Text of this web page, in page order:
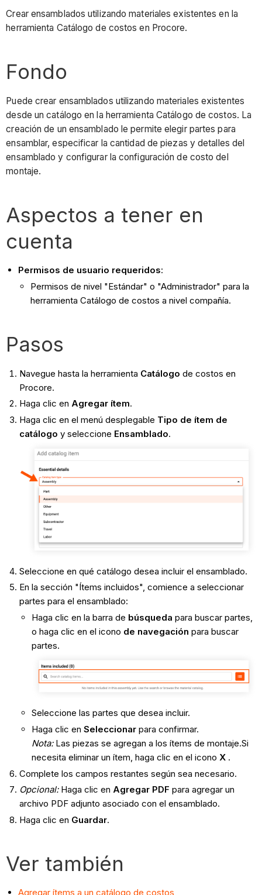
Crear ensamblados utilizando materiales existentes en la
herramienta Catálogo de costos en Procore.
Fondo
Puede crear ensamblados utilizando materiales existentes
desde un catálogo en la herramienta Catálogo de costos. La
creación de un ensamblado le permite elegir partes para
ensamblar, especificar la cantidad de piezas y detalles del
ensamblado y configurar la configuración de costo del
montaje.
Aspectos a tener en
cuenta
Permisos de usuario requeridos:
Permisos de nivel "Estándar" o "Administrador" para la
herramienta Catálogo de costos a nivel compañía.
Pasos
Navegue hasta la herramienta Catálogo de costos en
Procore.
Haga clic en Agregar ítem.
Haga clic en el menú desplegable Tipo de ítem de
catálogo y seleccione Ensamblado.
Seleccione en qué catálogo desea incluir el ensamblado.
En la sección "Ítems incluidos", comience a seleccionar
partes para el ensamblado:
Haga clic en la barra de búsqueda para buscar partes,
o haga clic en el icono de navegación para buscar
partes.
Seleccione las partes que desea incluir.
Haga clic en Seleccionarpara confirmar.
Nota: Las piezas se agregan a los ítems de montaje.Si
necesita eliminar un ítem, haga clic en el icono X.
Complete los campos restantes según sea necesario.
Opcional:Haga clic en Agregar PDF para agregar un
archivo PDF adjunto asociado con el ensamblado.
Haga clic en Guardar.
Ver también
Agregar ítems a un catálogo de costos